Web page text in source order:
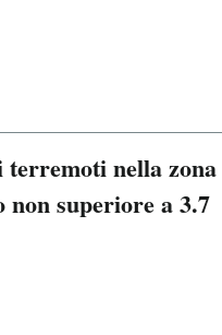
terremoti nella zona
superiore a 3.7